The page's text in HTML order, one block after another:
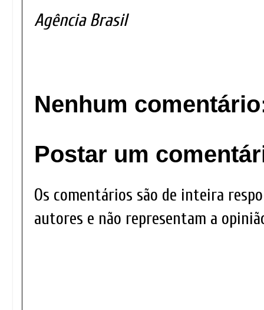
Agência Brasil
Nenhum
Postar um
Os comentários são de inteira
autores e não representam a